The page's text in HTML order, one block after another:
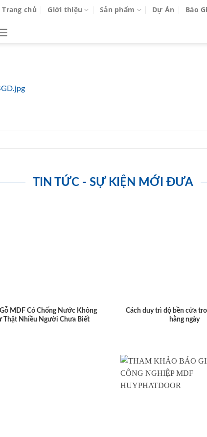
Trang chủ Giới thiệu Sản phẩm Dự Án Báo
TIN TỨC - SỰ KIỆN MỚI ĐƯA
MDF Có Chống Nước Không
Thật Nhiều Người Chưa Biết
Cách duy trì độ bền cửa
hằng ngày